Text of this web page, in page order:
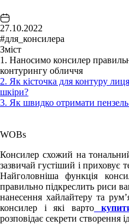
27.10.2022
#для_консилера
Зміст
1. Наносимо консилер
контурингу обличчя
2. Як кісточка для контуру
шкіри?
3. Як швидко отримати
WOBs
Консилер схожий на
зазвичай густіший і приховує
Найголовніша функція
правильно підкреслить риси
нанесення хайлайтеру та
консилер і які варто
розповідає секрети створення